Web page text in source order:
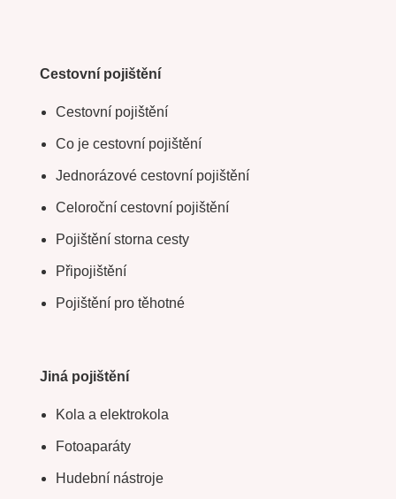
Cestovní pojištění
Cestovní pojištění
Co je cestovní pojištění
Jednorázové cestovní pojištění
Celoroční cestovní pojištění
Pojištění storna cesty
Připojištění
Pojištění pro těhotné
Jiná pojištění
Kola a elektrokola
Fotoaparáty
Hudební nástroje